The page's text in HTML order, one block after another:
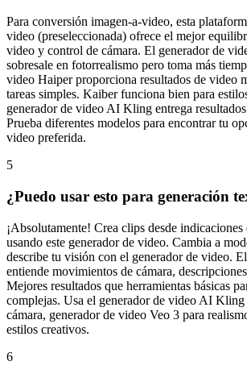
Para conversión imagen-a-video, esta
video (preseleccionada) ofrece el mejor
video y control de cámara. El generador de
sobresale en fotorrealismo pero toma más
video Haiper proporciona resultados de video
tareas simples. Kaiber funciona bien para
generador de video AI Kling entrega
Prueba diferentes modelos para encontrar tu
video preferida.
5
¿Puedo usar esto para generación
¡Absolutamente! Crea clips desde
usando este generador de video. Cambia a
describe tu visión con el generador de video.
entiende movimientos de cámara,
Mejores resultados que herramientas básicas
complejas. Usa el generador de video AI
cámara, generador de video Veo 3 para
estilos creativos.
6